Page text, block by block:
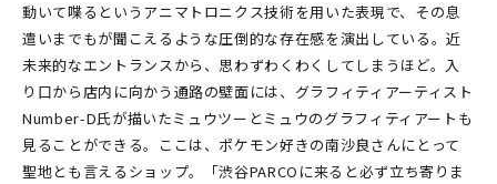
動いて喋るというアニマトロニクス技術を用いた表現で、その息
遣いまでもが聞こえるような圧倒的な存在感を演出している。近
未来的なエントランスから、思わずわくわくしてしまうほど。入
り口から店内に向かう通路の壁面には、グラフィティアーティスト
Number-D氏が描いたミュウツーとミュウのグラフィティアートも
見ることができる。ここは、ポケモン好きの南沙良さんにとって
聖地とも言えるショップ。「渋谷PARCOに来ると必ず立ち寄りま